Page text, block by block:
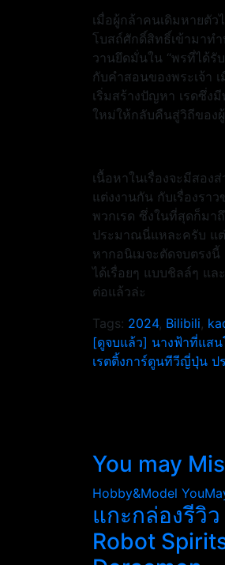
เมื่อผู้กล้าคนเดิมหายตั
โบสถ์ศักดิ์สิทธิ์เข้ามาท
วานยึดมั่นใน “พรที่ได้รั
กับคำสอนของพระเจ้า
เริ่มสร้างปัญหา เรดซึ่ง
ใหม่ให้กลับคืนสู่วิถีของ
เนื้อหาในเรื่องจะมีสอง
แต่งงานกัน กับเรื่องรา
พวกเรด ซึ่งในที่สุดก็มา
ประมาณนี่แหละครับ แต่
หากอนิเมจะตัดจบตรง
ได้เรื่อยๆ แบบชิลล์ๆ แล
ต่อแล้วล่ะ
Tags: 2024, Bilibili,
แนะแนว
เรื่อง
[ดูจบแล้ว] นางฟ้าที่แสน
เรตติ้งการ์ตูนทีวีญี่ปุ่น
You may
Hobby&Model
แกะกล่องรีวิ
Robot